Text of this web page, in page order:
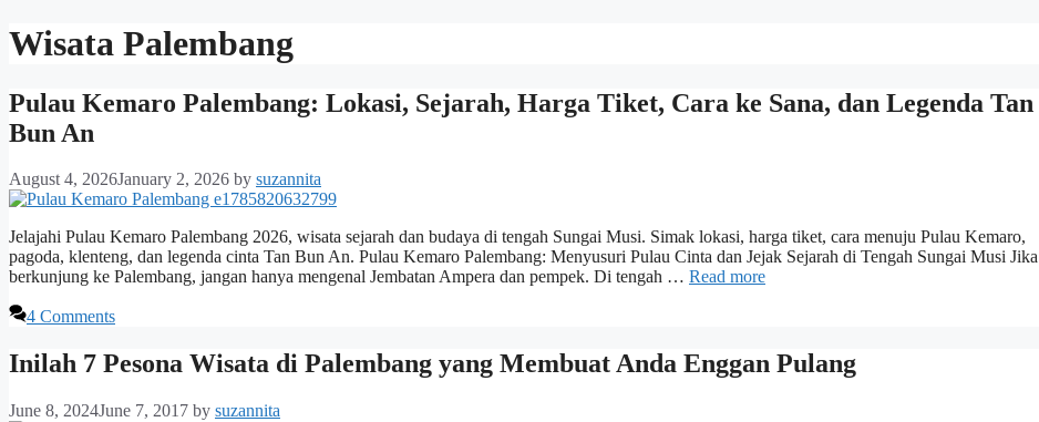
Wisata Palembang
Pulau Kemaro Palembang: Lokasi, Sejarah, Harga Tiket, Cara ke Sana, dan Legenda Tan
Bun An
August 4, 2026January 2, 2026 by suzannita
Jelajahi Pulau Kemaro Palembang 2026, wisata sejarah dan budaya di tengah Sungai Musi. Simak lokasi, harga tiket, cara menuju Pulau Kemaro,
pagoda, klenteng, dan legenda cinta Tan Bun An. Pulau Kemaro Palembang: Menyusuri Pulau Cinta dan Jejak Sejarah di Tengah Sungai Musi Jika
berkunjung ke Palembang, jangan hanya mengenal Jembatan Ampera dan pempek. Di tengah … Read more
4 Comments
Inilah 7 Pesona Wisata di Palembang yang Membuat Anda Enggan Pulang
June 8, 2024June 7, 2017 by suzannita